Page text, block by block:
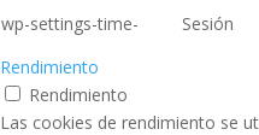
wp-settings-time-
Sesión
Rendimiento
Rendimiento
Las cookies de rendimiento se